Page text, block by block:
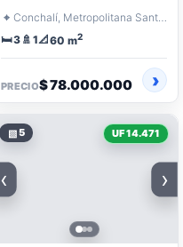
⌖
Conchalí, Metropolitana Santiago
🛏️3 🚿 1📐60 m2
PRECIO$ 78.000.000
▧5 UF 14.471
‹ ›